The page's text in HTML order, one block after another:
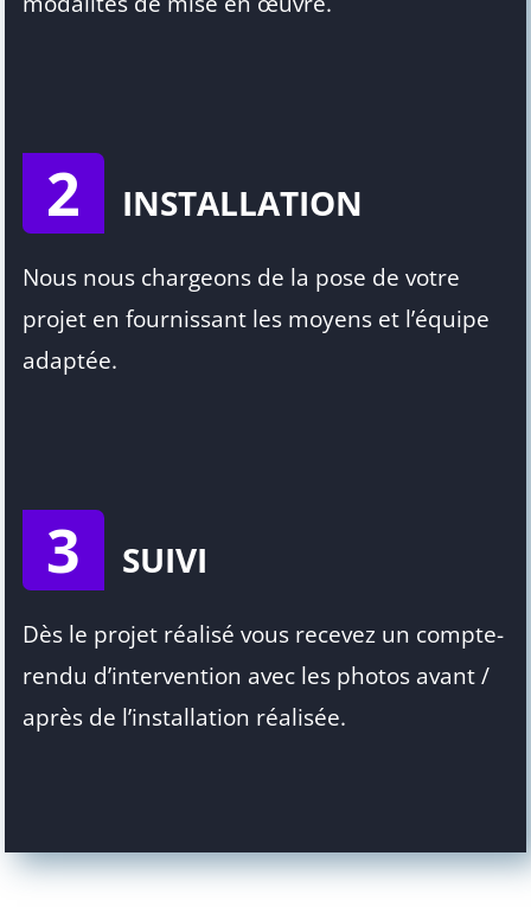
2 INSTALLATION
Nous nous chargeons de la pose de votre
projet en fournissant les moyens et l’équipe
adaptée.
3 SUIVI
Dès le projet réalisé vous recevez un compte-
rendu d’intervention avec les photos avant /
après de l’installation réalisée.